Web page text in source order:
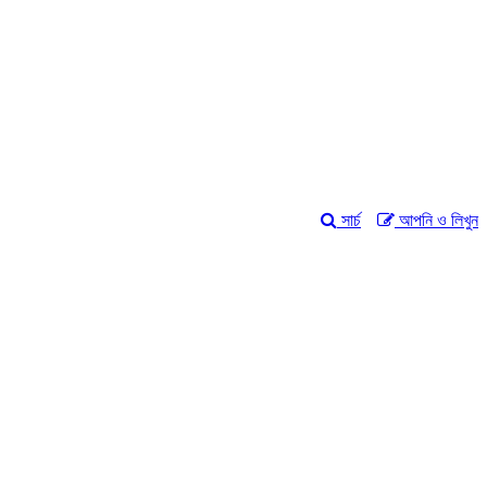
আপনি ও লিখুন
সার্চ